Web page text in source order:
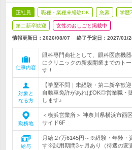
正社員 職種・業種未経験OK 急募 学歴
第二新卒歓迎 女性のおしごと掲載中
情報更新日：2026/08/07 終了予定日： 2027/01/
仕事内容
眼科専門商社として、眼科医療機
にクリニックの新規開業までのト
す！
対象と
なる方
【学歴不問｜未経験・第二新卒歓
自動車免許があればOK◎営業職・
します♪
勤務地
＜横浜営業所＞ 神奈川県横浜市西
サイド6F
給与
月給:27万6145円～※経験・年齢・
す※試用期間3ヶ月あり（待遇の変